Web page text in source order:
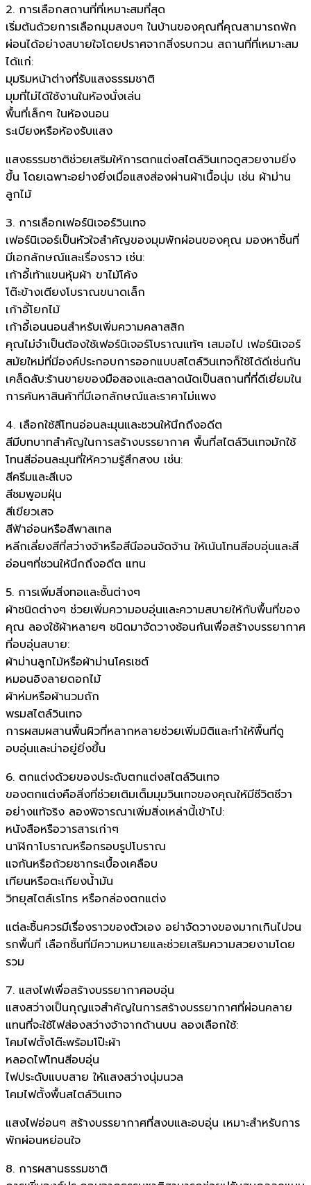
2. การเลือกสถานที่ที่เหมาะสมที่สุด
เริ่มต้นด้วยการเลือกมุมสงบๆ ในบ้านของคุณที่คุณสามารถพัก
ผ่อนได้อย่างสบายใจโดยปราศจากสิ่งรบกวน สถานที่ที่เหมาะสม
ได้แก่:
มุมริมหน้าต่างที่รับแสงธรรมชาติ
มุมที่ไม่ได้ใช้งานในห้องนั่งเล่น
พื้นที่เล็กๆ ในห้องนอน
ระเบียงหรือห้องรับแสง
แสงธรรมชาติช่วยเสริมให้การตกแต่งสไตล์วินเทจดูสวยงามยิ่ง
ขึ้น โดยเฉพาะอย่างยิ่งเมื่อแสงส่องผ่านผ้าเนื้อนุ่ม เช่น ผ้าม่าน
ลูกไม้
3. การเลือกเฟอร์นิเจอร์วินเทจ
เฟอร์นิเจอร์เป็นหัวใจสำคัญของมุมพักผ่อนของคุณ มองหาชิ้นที่
มีเอกลักษณ์และเรื่องราว เช่น:
เก้าอี้เท้าแขนหุ้มผ้า ขาไม้โค้ง
โต๊ะข้างเตียงโบราณขนาดเล็ก
เก้าอี้โยกไม้
เก้าอี้เอนนอนสำหรับเพิ่มความคลาสสิก
คุณไม่จำเป็นต้องใช้เฟอร์นิเจอร์โบราณแท้ๆ เสมอไป เฟอร์นิเจอร์
สมัยใหม่ที่มีองค์ประกอบการออกแบบสไตล์วินเทจก็ใช้ได้ดีเช่นกัน
เคล็ดลับ:ร้านขายของมือสองและตลาดนัดเป็นสถานที่ที่ดีเยี่ยมใน
การค้นหาสินค้าที่มีเอกลักษณ์และราคาไม่แพง
4. เลือกใช้สีโทนอ่อนละมุนและชวนให้นึกถึงอดีต
สีมีบทบาทสำคัญในการสร้างบรรยากาศ พื้นที่สไตล์วินเทจมักใช้
โทนสีอ่อนละมุนที่ให้ความรู้สึกสงบ เช่น:
สีครีมและสีเบจ
สีชมพูอมฝุ่น
สีเขียวเสจ
สีฟ้าอ่อนหรือสีพาสเทล
หลีกเลี่ยงสีที่สว่างจ้าหรือสีนีออนจัดจ้าน ให้เน้นโทนสีอบอุ่นและสี
อ่อนๆที่ชวนให้นึกถึงอดีต แทน
5. การเพิ่มสิ่งทอและชั้นต่างๆ
ผ้าชนิดต่างๆ ช่วยเพิ่มความอบอุ่นและความสบายให้กับพื้นที่ของ
คุณ ลองใช้ผ้าหลายๆ ชนิดมาจัดวางซ้อนกันเพื่อสร้างบรรยากาศ
ที่อบอุ่นสบาย:
ผ้าม่านลูกไม้หรือผ้าม่านโครเชต์
หมอนอิงลายดอกไม้
ผ้าห่มหรือผ้านวมถัก
พรมสไตล์วินเทจ
การผสมผสานพื้นผิวที่หลากหลายช่วยเพิ่มมิติและทำให้พื้นที่ดู
อบอุ่นและน่าอยู่ยิ่งขึ้น
6. ตกแต่งด้วยของประดับตกแต่งสไตล์วินเทจ
ของตกแต่งคือสิ่งที่ช่วยเติมเต็มมุมวินเทจของคุณให้มีชีวิตชีวา
อย่างแท้จริง ลองพิจารณาเพิ่มสิ่งเหล่านี้เข้าไป:
หนังสือหรือวารสารเก่าๆ
นาฬิกาโบราณหรือกรอบรูปโบราณ
แจกันหรือถ้วยชากระเบื้องเคลือบ
เทียนหรือตะเกียงน้ำมัน
วิทยุสไตล์เรโทร หรือกล่องตกแต่ง
แต่ละชิ้นควรมีเรื่องราวของตัวเอง อย่าจัดวางของมากเกินไปจน
รกพื้นที่ เลือกชิ้นที่มีความหมายและช่วยเสริมความสวยงามโดย
รวม
7. แสงไฟเพื่อสร้างบรรยากาศอบอุ่น
แสงสว่างเป็นกุญแจสำคัญในการสร้างบรรยากาศที่ผ่อนคลาย
แทนที่จะใช้ไฟส่องสว่างจ้าจากด้านบน ลองเลือกใช้:
โคมไฟตั้งโต๊ะพร้อมโป๊ะผ้า
หลอดไฟโทนสีอบอุ่น
ไฟประดับแบบสาย ให้แสงสว่างนุ่มนวล
โคมไฟตั้งพื้นสไตล์วินเทจ
แสงไฟอ่อนๆ สร้างบรรยากาศที่สงบและอบอุ่น เหมาะสำหรับการ
พักผ่อนหย่อนใจ
8. การผสานธรรมชาติ